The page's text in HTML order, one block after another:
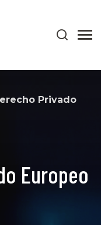
Privado
Europeo